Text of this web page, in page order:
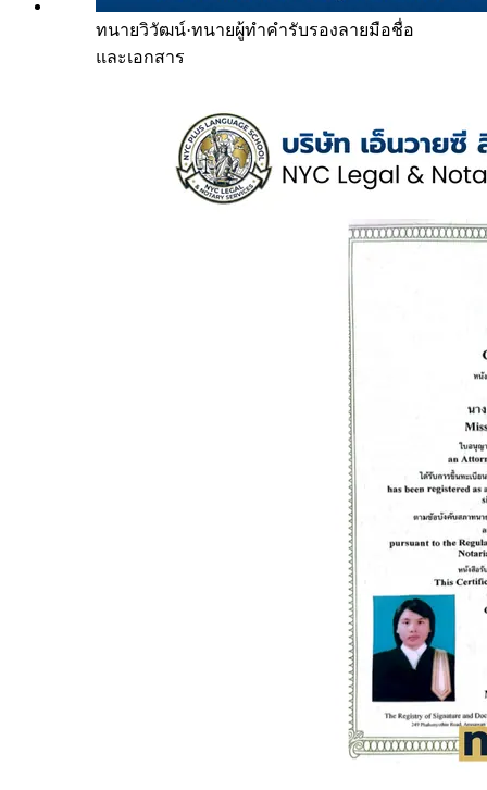
ทนายวิวัฒน์·ทนายผู้ทำคำรับรองลายมือชื่อ
และเอกสาร